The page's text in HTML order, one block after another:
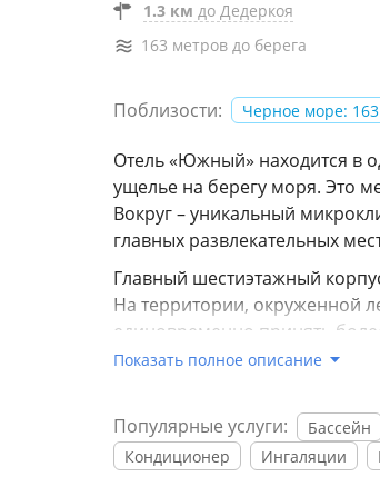
1.3 км до Дедеркоя
163 метров до берега
Поблизости: Черное море:
Отель «Южный» находится в
ущелье на берегу моря. Это
Вокруг – уникальный
главных развлекательных
Главный шестиэтажный
На территории, окруженной
единовременно принять
каждом номере
В отдельном двухэтажном
главного корпуса работает
спортивные площадки,
Показать полное описание
Популярные услуги: Бассейн
Кондиционер
Ингаляции